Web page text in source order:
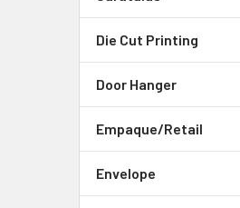
Die Cut Printing
Door Hanger
Empaque/Retail
Envelope